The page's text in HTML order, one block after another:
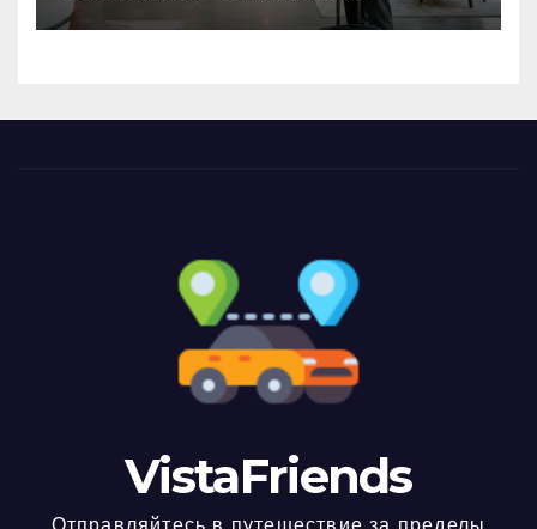
VistaFriends
Отправляйтесь в путешествие за пределы